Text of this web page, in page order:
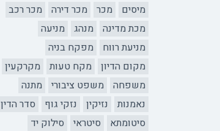
מיסים
מכר מכר דירה
מכר רכב
מכת מדינה
מנהג
מניעה
מניעת רווח
מפקח בניה
מקום הדיון
מקח טעות
מקרקעין
משפחה
משפט ציבורי
מתנה
נאמנות
נזיקין נזקי גוף
סדר הדין
סיטומתא
סיטראי
סילוק יד